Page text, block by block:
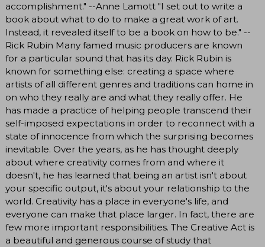
accomplishment." --Anne Lamott "I set out to write a
book about what to do to make a great work of art.
Instead, it revealed itself to be a book on how to be." --
Rick Rubin Many famed music producers are known
for a particular sound that has its day. Rick Rubin is
known for something else: creating a space where
artists of all different genres and traditions can home in
on who they really are and what they really offer. He
has made a practice of helping people transcend their
self-imposed expectations in order to reconnect with a
state of innocence from which the surprising becomes
inevitable. Over the years, as he has thought deeply
about where creativity comes from and where it
doesn't, he has learned that being an artist isn't about
your specific output, it's about your relationship to the
world. Creativity has a place in everyone's life, and
everyone can make that place larger. In fact, there are
few more important responsibilities. The Creative Act is
a beautiful and generous course of study that